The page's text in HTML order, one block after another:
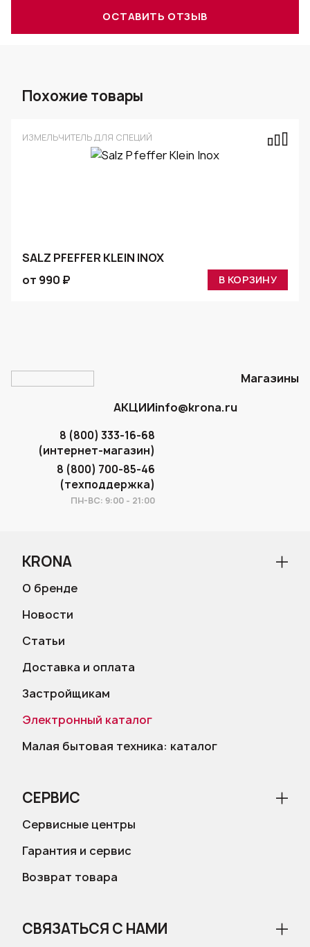
ОСТАВИТЬ ОТЗЫВ
Похожие товары
ИЗМЕЛЬЧИТЕЛЬ ДЛЯ СПЕЦИЙ
SALZ PFEFFER KLEIN INOX
от 990 ₽
В КОРЗИНУ
Магазины
АКЦИИinfo@krona.ru
8 (800) 333-16-68
(интернет-магазин)
8 (800) 700-85-46
(техподдержка)
ПН-ВС: 9:00 - 21:00
KRONA
О бренде
Новости
Статьи
Доставка и оплата
Застройщикам
Электронный каталог
Малая бытовая техника: каталог
СЕРВИС
Сервисные центры
Гарантия и сервис
Возврат товара
СВЯЗАТЬСЯ С НАМИ